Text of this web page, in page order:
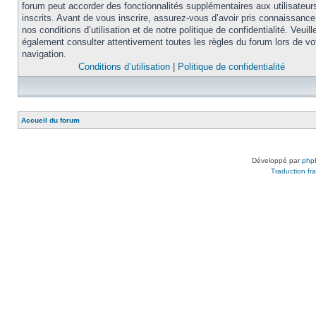
forum peut accorder des fonctionnalités supplémentaires aux
inscrits. Avant de vous inscrire, assurez-vous d’avoir pris
nos conditions d’utilisation et de notre politique de confidentialité.
également consulter attentivement toutes les règles du forum lors de
navigation.
Conditions d’utilisation
Politique de confidentialité
Accueil du forum
Développé par
Traduction